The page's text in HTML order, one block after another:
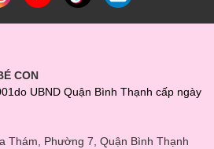
CON
UBND Quận Bình Thạnh cấp ngày
Thám, Phường 7, Quận Bình Thạnh